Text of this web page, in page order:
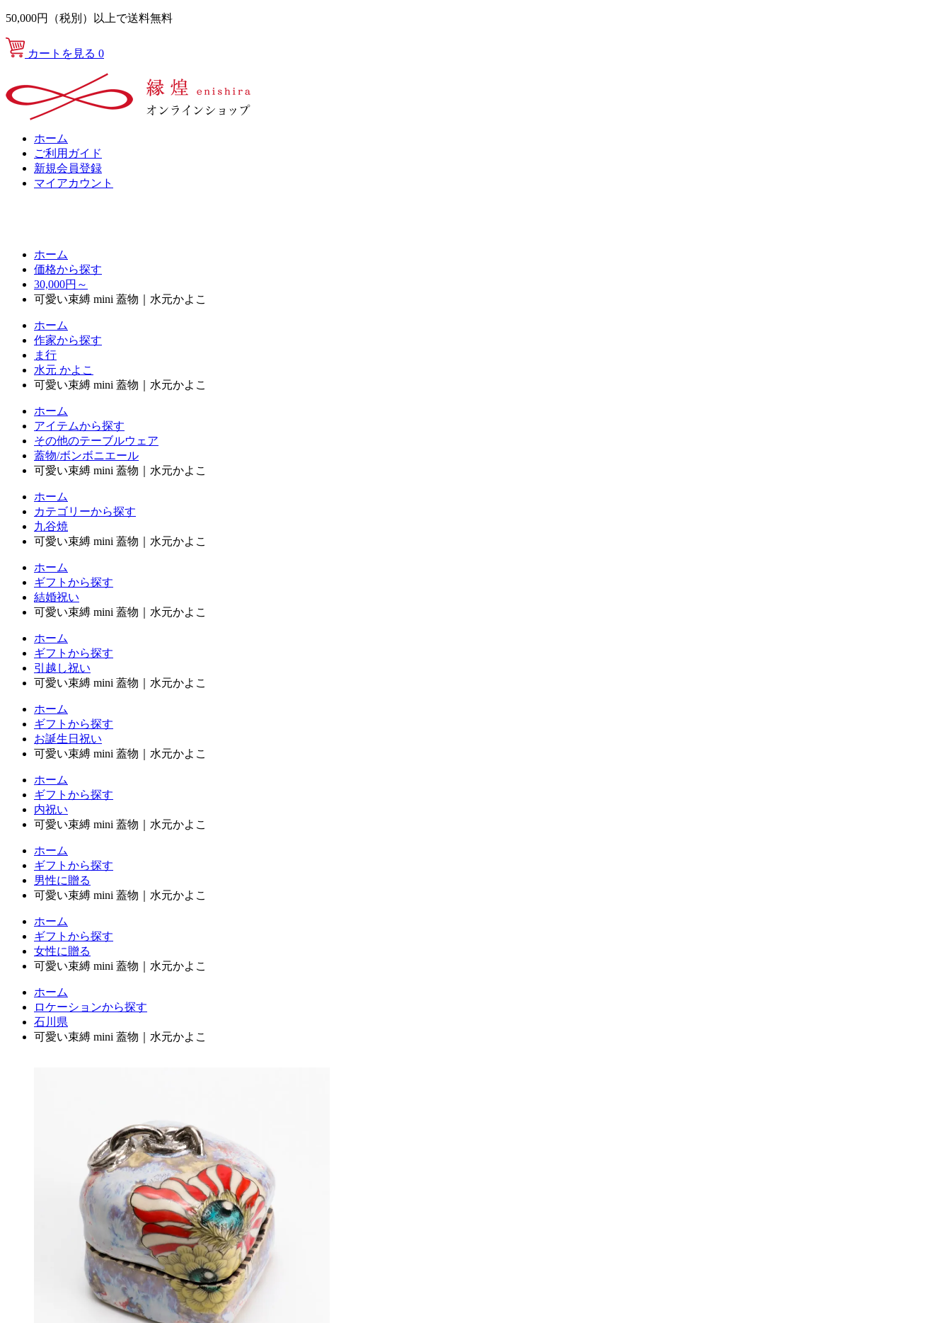
50,000円（税別）以上で送料無料
カートを見る 0
ホーム
ご利用ガイド
新規会員登録
マイアカウント
ホーム
価格から探す
30,000円～
可愛い束縛 mini 蓋物｜水元かよこ
ホーム
作家から探す
ま行
水元 かよこ
可愛い束縛 mini 蓋物｜水元かよこ
ホーム
アイテムから探す
その他のテーブルウェア
蓋物/ボンボニエール
可愛い束縛 mini 蓋物｜水元かよこ
ホーム
カテゴリーから探す
九谷焼
可愛い束縛 mini 蓋物｜水元かよこ
ホーム
ギフトから探す
結婚祝い
可愛い束縛 mini 蓋物｜水元かよこ
ホーム
ギフトから探す
引越し祝い
可愛い束縛 mini 蓋物｜水元かよこ
ホーム
ギフトから探す
お誕生日祝い
可愛い束縛 mini 蓋物｜水元かよこ
ホーム
ギフトから探す
内祝い
可愛い束縛 mini 蓋物｜水元かよこ
ホーム
ギフトから探す
男性に贈る
可愛い束縛 mini 蓋物｜水元かよこ
ホーム
ギフトから探す
女性に贈る
可愛い束縛 mini 蓋物｜水元かよこ
ホーム
ロケーションから探す
石川県
可愛い束縛 mini 蓋物｜水元かよこ